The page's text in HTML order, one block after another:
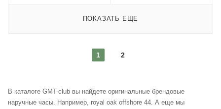
ПОКАЗАТЬ ЕЩЕ
1 2
В каталоге GMT-club вы найдете оригинальные брендовые
наручные часы. Например, royal oak offshore 44. А еще мы